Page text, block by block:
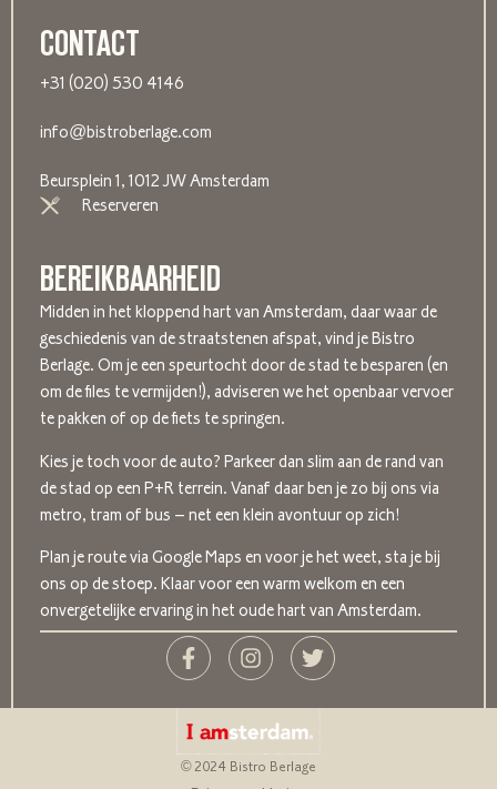
CONTACT
+31 (020) 530 4146
info@bistroberlage.com
Beursplein 1, 1012 JW Amsterdam
Reserveren
BEREIKBAARHEID
Midden in het kloppend hart van Amsterdam, daar waar de
geschiedenis van de straatstenen afspat, vind je Bistro
Berlage. Om je een speurtocht door de stad te besparen (en
om de files te vermijden!), adviseren we het openbaar vervoer
te pakken of op de fiets te springen.
Kies je toch voor de auto? Parkeer dan slim aan de rand van
de stad op een P+R terrein. Vanaf daar ben je zo bij ons via
metro, tram of bus – net een klein avontuur op zich!
Plan je route via Google Maps en voor je het weet, sta je bij
ons op de stoep. Klaar voor een warm welkom en een
onvergetelijke ervaring in het oude hart van Amsterdam.
© 2024 Bistro Berlage